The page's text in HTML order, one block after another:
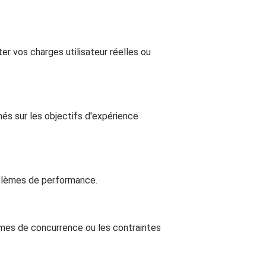
vos charges utilisateur réelles ou
sur les objectifs d'expérience
de performance.
de concurrence ou les contraintes